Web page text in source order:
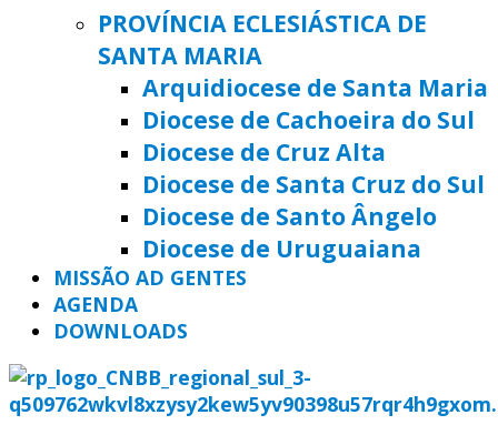
PROVÍNCIA ECLESIÁSTICA DE
SANTA MARIA
Arquidiocese de Santa Maria
Diocese de Cachoeira do Sul
Diocese de Cruz Alta
Diocese de Santa Cruz do Sul
Diocese de Santo Ângelo
Diocese de Uruguaiana
MISSÃO AD GENTES
AGENDA
DOWNLOADS